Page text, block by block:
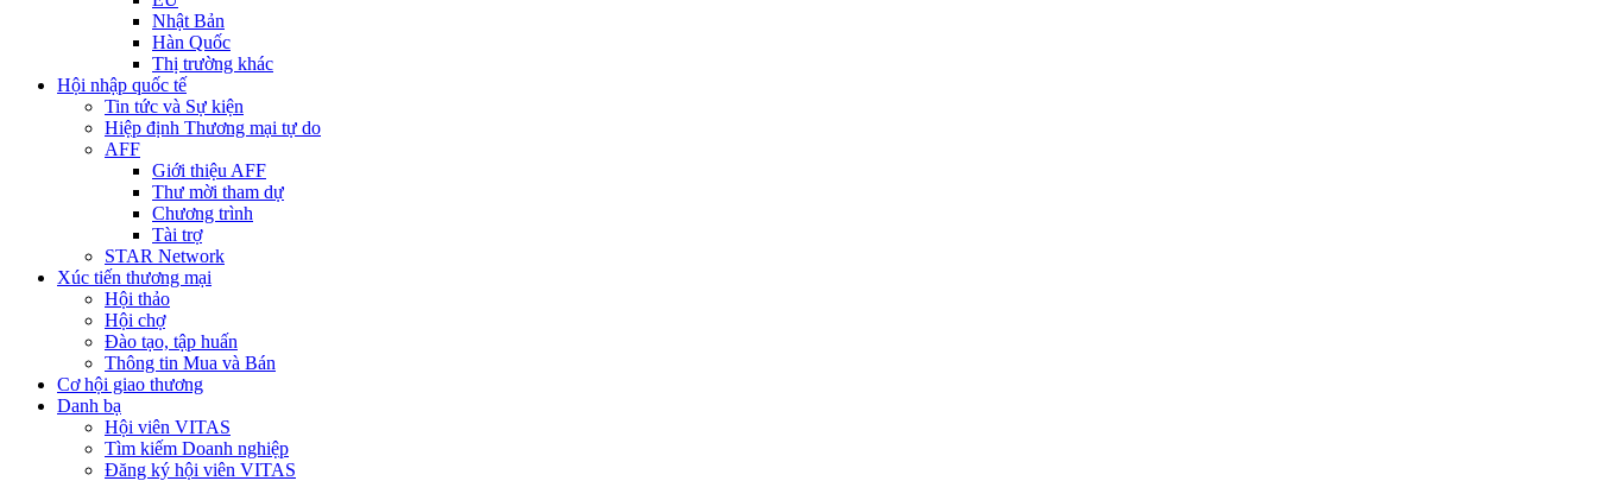
Nhật Bản
Hàn Quốc
Thị trường khác
Hội nhập quốc tế
Tin tức và Sự kiện
Hiệp định Thương mại tự do
AFF
Giới thiệu AFF
Thư mời tham dự
Chương trình
Tài trợ
STAR Network
Xúc tiến thương mại
Hội thảo
Hội chợ
Đào tạo, tập huấn
Thông tin Mua và Bán
Cơ hội giao thương
Danh bạ
Hội viên VITAS
Tìm kiếm Doanh nghiệp
Đăng ký hội viên VITAS